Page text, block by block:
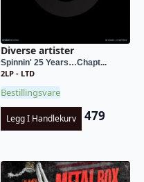
Diverse artister
Spinnin' 25 Years…Chapt...
2LP - LTD
Bestillingsvare
Legg I Handlekurv 479